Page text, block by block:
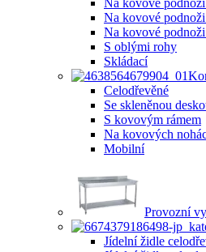
Na kovové
Na kovové
Na kovové
S oblými rohy
Skládací
Celodřevěné
Se skleněnou
S kovovým rámem
Na kovových
Mobilní
Provozní
Jídelní židle